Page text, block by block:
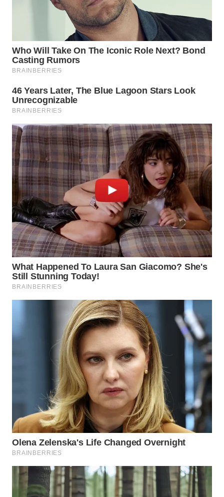
WN
SEMARANG
WN
SOLO
WN
BOROBUDUR
WN
MADURA
WN
SURABAYA
WN
NATUNA
WN
BINTAN
LABUANBAJO
WN
BORNEO
Media